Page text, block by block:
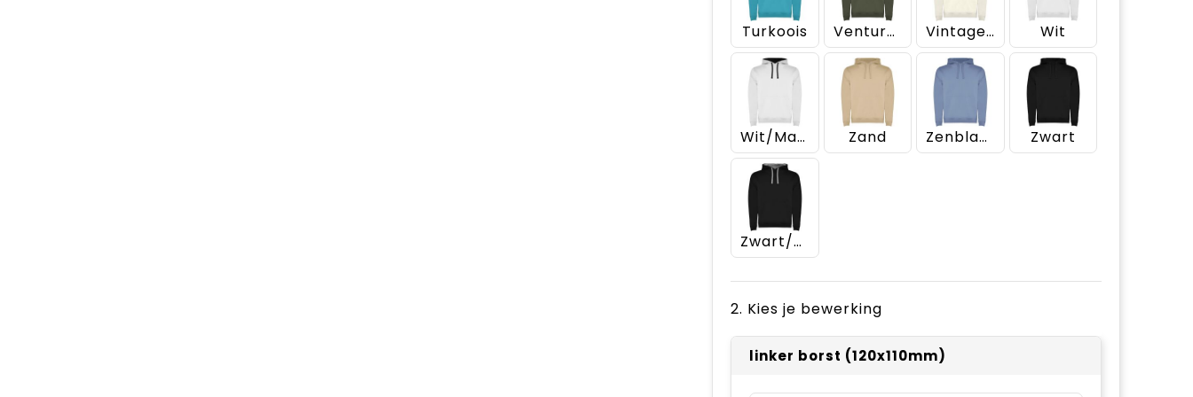
Turkoois Venture groen Vintage wit Wit
Wit/Marineblauw Zand Zenblauw Zwart
Zwart/Gemêleerd grijs
2. Kies je bewerking
linker borst (120x110mm)